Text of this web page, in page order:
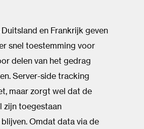
en Frankrijk geven
snel toestemming voor
delen van het gedrag
Server-side tracking
maar zorgt wel dat de
zijn toegestaan
Omdat data via de